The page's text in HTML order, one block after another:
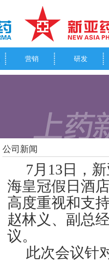
营销 研发
公司新闻
7月 13 日
，
海皇冠假日酒
高度重视和支
赵林义、副总
议。
此次会议针